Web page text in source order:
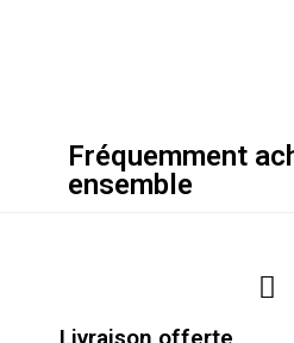
Fréquemment
ensemble